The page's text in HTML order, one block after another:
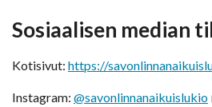
Sosiaalisen median
Kotisivut: https://
Instagram: @savonlinnanaikuislukio